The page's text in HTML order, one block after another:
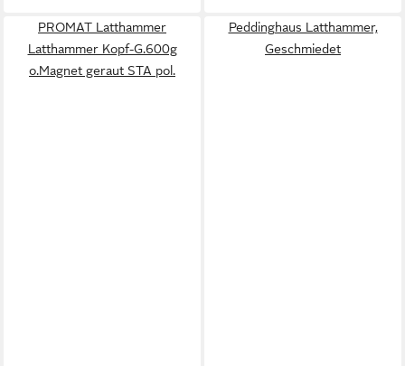
PROMAT Latthammer
Latthammer Kopf-G.600g
o.Magnet geraut STA pol.
Peddinghaus Latthammer,
Geschmiedet